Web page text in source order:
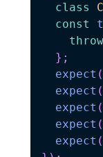
class
const
throw
} ;
expect (
expect (
expect (
expect (
expect (